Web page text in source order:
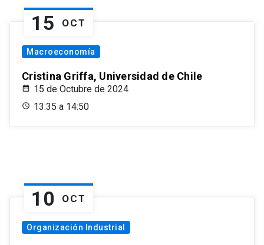
15 OCT
Macroeconomía
Cristina Griffa, Universidad de Chile
15 de Octubre de 2024
13:35 a 14:50
10 OCT
Organización Industrial